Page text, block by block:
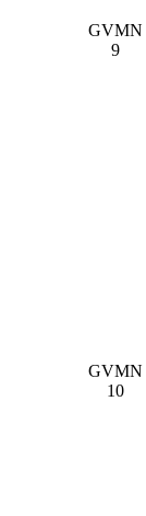
GVMN
9
GVMN
10